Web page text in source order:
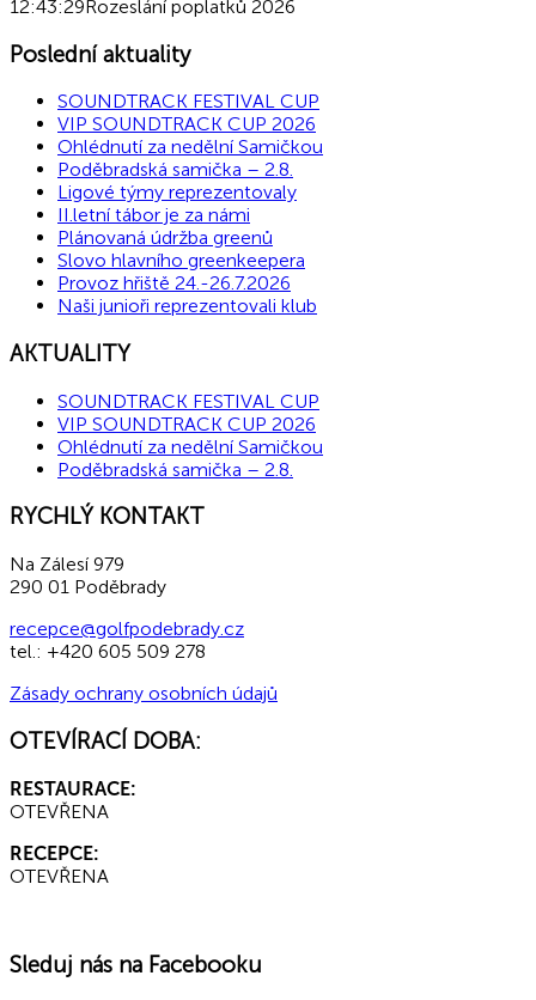
12:43:29Rozeslání poplatků 2026
Poslední aktuality
SOUNDTRACK FESTIVAL CUP
VIP SOUNDTRACK CUP 2026
Ohlédnutí za nedělní Samičkou
Poděbradská samička – 2.8.
Ligové týmy reprezentovaly
II.letní tábor je za námi
Plánovaná údržba greenů
Slovo hlavního greenkeepera
Provoz hřiště 24.-26.7.2026
Naši junioři reprezentovali klub
AKTUALITY
SOUNDTRACK FESTIVAL CUP
VIP SOUNDTRACK CUP 2026
Ohlédnutí za nedělní Samičkou
Poděbradská samička – 2.8.
RYCHLÝ KONTAKT
Na Zálesí 979
290 01 Poděbrady
recepce@golfpodebrady.cz
tel.: +420 605 509 278
Zásady ochrany osobních údajů
OTEVÍRACÍ DOBA:
RESTAURACE:
OTEVŘENA
RECEPCE:
OTEVŘENA
Sleduj nás na Facebooku